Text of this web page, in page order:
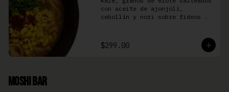
con aceite de ajonjolí,
cebollín y nori sobre fideos
$299.00
Moshi Bar